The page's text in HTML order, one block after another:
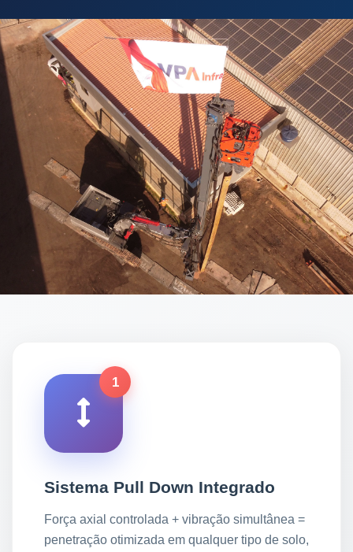
1
Sistema Pull Down Integrado
Força axial controlada + vibração simultânea =
penetração otimizada em qualquer tipo de solo,